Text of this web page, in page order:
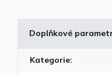
Doplňkové
Kategorie: